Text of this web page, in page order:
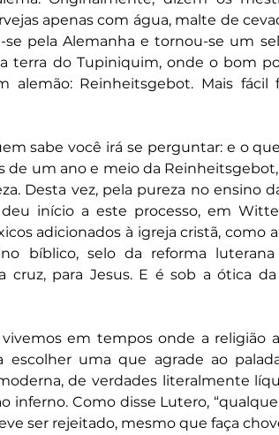
apenas com água, malte de
se pela Alemanha e tornou-se um
terra do Tupiniquim, onde o bom
alemão: Reinheitsgebot. Mais fácil
sabe você irá se perguntar: e o
de um ano e meio da
Desta vez, pela pureza no ensino
deu início a este processo, em
adicionados à igreja cristã, como
bíblico, selo da reforma
cruz, para Jesus. E é sob a ótica
em tempos onde a religião
escolher uma que agrade ao
de verdades literalmente
inferno. Como disse Lutero,
ser rejeitado, mesmo que faça